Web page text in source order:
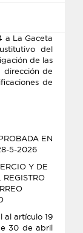
a La Gaceta
del
de las
dirección de
de
EN
5-2026
Y DE
al artículo 19
30 de abril